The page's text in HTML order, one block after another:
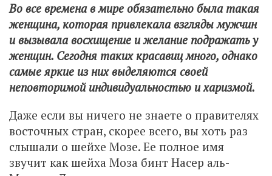
Во все времена в мире обязательно была такая
женщина, которая привлекала взгляды мужчин
и вызывала восхищение и желание подражать у
женщин. Сегодня таких красавиц много, однако
самые яркие из них выделяются своей
неповторимой индивидуальностью и харизмой.
Даже если вы ничего не знаете о правителях
восточных стран, скорее всего, вы хоть раз
слышали о шейхе Мозе. Ее полное имя
звучит как шейха Моза бинт Насер аль-